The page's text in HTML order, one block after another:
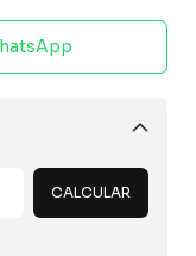
Alterar CEP
CALCULAR